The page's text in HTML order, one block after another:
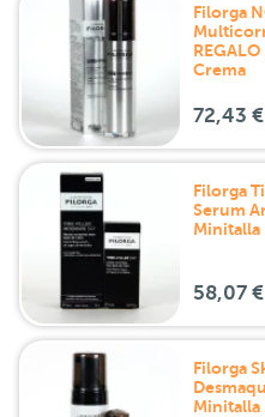
Filorga
Crema
72,43 €
Filorga
Serum
Minitalla
58,07 €
Filorga
Minitalla